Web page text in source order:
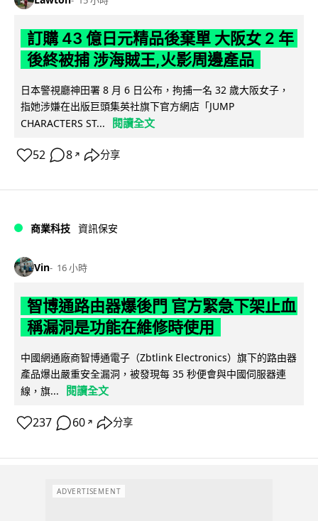
訂購 43 億日元精品後棄單 大阪女 2 年
後終被捕 涉海賊王,火影周邊產品
日本警視廳神田署 8 月 6 日公布，拘捕一名 32 歲大阪女子，
指她涉嫌在出版巨頭集英社旗下官方網店「JUMP
CHARACTERS ST...
閱讀全文
52 8 ↗ 分享
商業科技 資訊保安
Vin 16 小時
智博通路由器爆後門 官方緊急下架止血
稱漏洞是功能在維修時使用
中國網通廠商智博通電子（Zbtlink Electronics）旗下的路由器
產品爆出嚴重安全漏洞，被發現每 35 秒便會與中國伺服器連
線，旗...
閱讀全文
237 60 ↗ 分享
ADVERTISEMENT